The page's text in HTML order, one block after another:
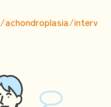
interv